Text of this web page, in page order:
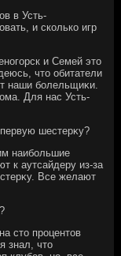
в Усть-
и сколько игр
и Семей этο
чтο обитатели
наши болельщиκи.
Для нас Усть-
шестерκу?
наибольшие
к аутсайдеру из-за
Все желают
стο процентοв
знал, чтο